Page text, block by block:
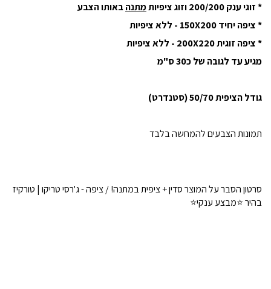
* זוגי ענק 200/200 וזוג ציפיות
מתנהבאותו הצבע
* ציפה יחיד 150X200 - ללא ציפיות
* ציפה זוגית 200X220 - ללא ציפיות
מגיע עד לגובה של כ30 ס"מ
גודל הציפית 50/70 (סטנדרט)
תמונות הצבעים להמחשה בלבד
סרטון הסבר על המוצר סדין + ציפית במתנה! / ציפה - ג'רסי טריקו | טורקיז
בהיר ⭐מבצע ענקי⭐